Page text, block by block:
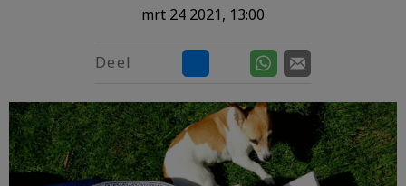
mrt 24 2021, 13:00
Deel